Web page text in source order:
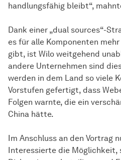
handlungsfähig bleibt“,
Dank einer „dual sources“-
es für alle Komponenten
gibt, ist Wilo weitgehend
andere Unternehmen sind
werden in dem Land so viele
Vorstufen gefertigt, dass
Folgen warnte, die ein
China hätte.
Im Anschluss an den Vortrag
Interessierte die Möglichkeit,